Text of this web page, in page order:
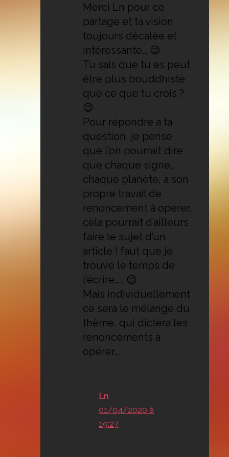
Merci Ln pour ce
partage et ta vision
toujours décalée et
intéressante… 😉
Tu sais que tu es peut
être plus bouddhiste
que ce que tu crois ?
😉
Pour répondre à ta
question, je pense
que l’on pourrait dire
que chaque signe,
chaque planète, a son
propre travail de
renoncement à opérer,
cela pourrait d’ailleurs
faire le sujet d’un
article ! faut que je
trouve le temps de
l’écrire….. 😉
Mais individuellement
ce sera le mélange du
thème, qui dictera les
renoncements à
opérer…
Ln
01/04/2020 à
19:27